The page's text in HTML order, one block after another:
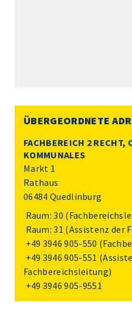
ÜBERGEORDNETE
FACHBEREICH 2 RECHT,
KOMMUNALES
Markt 1
Rathaus
06484 Quedlinburg
Raum: 30
Raum: 31 (Assistenz der
+49 3946 905-550
+49 3946 905-551
Fachbereichsleitung)
+49 3946 905-9551